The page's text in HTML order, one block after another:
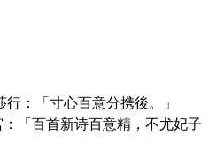
行：「寸心百意分携後。」
「百首新诗百意精，不尤妃子